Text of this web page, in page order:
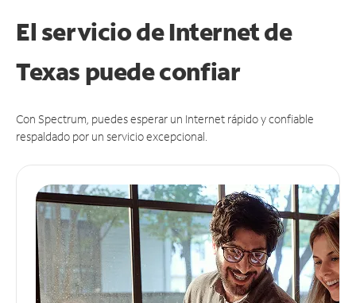
El servicio de Internet de
Texas puedeconfiar
Con Spectrum, puedes esperar un Internet rápido y confiable
respaldado por un servicio excepcional.